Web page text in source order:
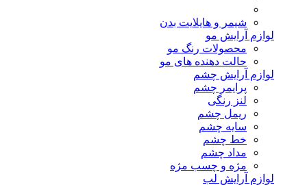
شیمر و هایلایت بدن
لوازم آرایش مو
محصولات رنگ مو
حالت دهنده های مو
لوازم آرایش چشم
پرایمر چشم
لنز رنگی
ریمل چشم
سایه چشم
خط چشم
مداد چشم
مژه و چسب مژه
لوازم آرایش لب